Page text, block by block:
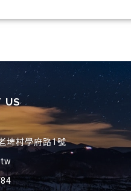
US
埤村學府路1號